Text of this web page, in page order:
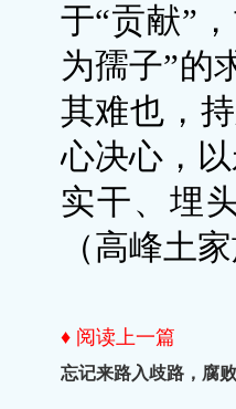
于“贡献”
为孺子”的
其难也，
心决心，
实干、埋
（高峰土
♦ 阅读上一篇
忘记来路入歧路，腐